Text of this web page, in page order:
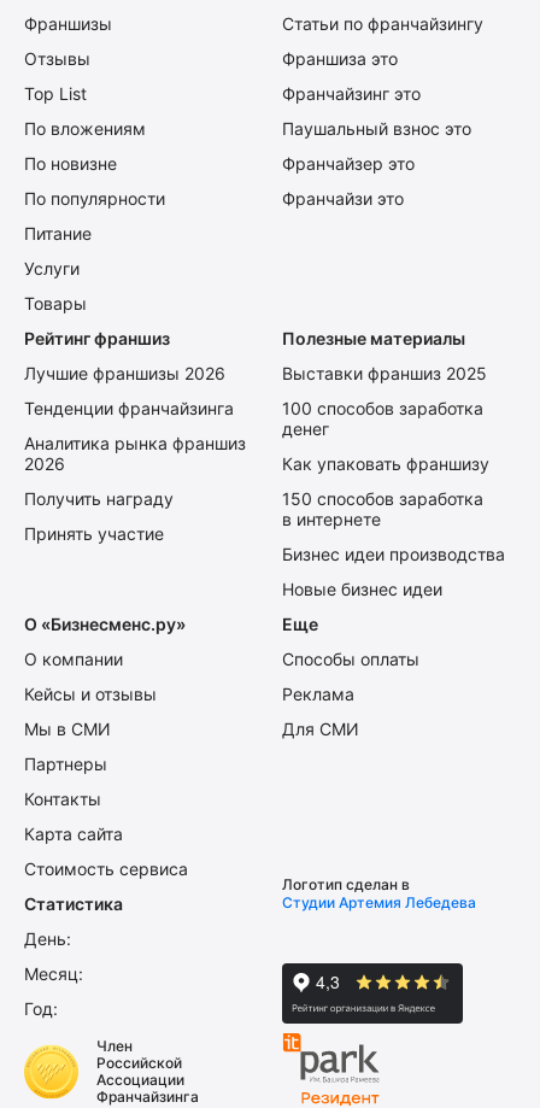
Франшизы
Отзывы
Top List
По вложениям
По новизне
По популярности
Питание
Услуги
Товары
Статьи по франчайзингу
Франшиза это
Франчайзинг это
Паушальный взнос это
Франчайзер это
Франчайзи это
Рейтинг франшиз
Лучшие франшизы 2026
Тенденции франчайзинга
Аналитика рынка франшиз
2026
Получить награду
Принять участие
Полезные материалы
Выставки франшиз 2025
100 способов заработка
денег
Как упаковать франшизу
150 способов заработка
в интернете
Бизнес идеи производства
Новые бизнес идеи
О «Бизнесменс.ру»
О компании
Кейсы и отзывы
Мы в СМИ
Партнеры
Контакты
Карта сайта
Стоимость сервиса
Еще
Способы оплаты
Реклама
Для СМИ
Статистика
День:
Месяц:
Год:
Логотип сделан в
Студии Артемия Лебедева
Член
Российской
Ассоциации
Франчайзинга